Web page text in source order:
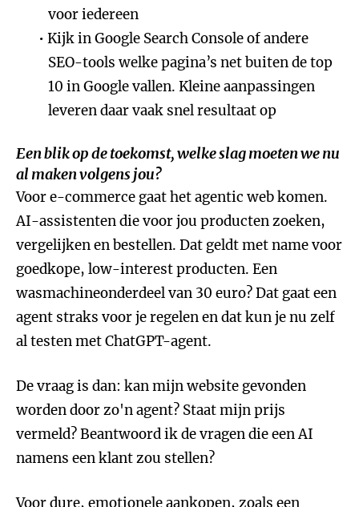
voor iedereen
Kijk in Google Search Console of andere
SEO-tools welke pagina’s net buiten de top
10 in Google vallen. Kleine aanpassingen
leveren daar vaak snel resultaat op
Een blik op de toekomst, welke slag moeten we nu
al maken volgens jou?
Voor e-commerce gaat het agentic web komen.
AI-assistenten die voor jou producten zoeken,
vergelijken en bestellen. Dat geldt met name voor
goedkope, low-interest producten. Een
wasmachineonderdeel van 30 euro? Dat gaat een
agent straks voor je regelen en dat kun je nu zelf
al testen met ChatGPT-agent.
De vraag is dan: kan mijn website gevonden
worden door zo'n agent? Staat mijn prijs
vermeld? Beantwoord ik de vragen die een AI
namens een klant zou stellen?
Voor dure, emotionele aankopen, zoals een